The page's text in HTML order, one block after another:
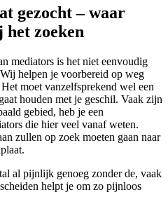
gezocht – waar
zoeken
mediators is het niet eenvoudig
helpen je voorbereid op weg
moet vanzelfsprekend wel een
houden met je geschil. Vaak zijn
gebied, heb je een
die hier veel vanaf weten.
zullen op zoek moeten gaan naar
al pijnlijk genoeg zonder de, vaak
helpt je om zo pijnloos